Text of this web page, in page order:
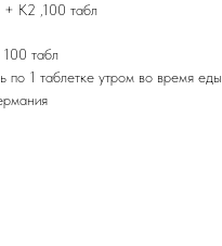
К2 ,100 табл
100 табл
по 1 таблетке утром во время еды